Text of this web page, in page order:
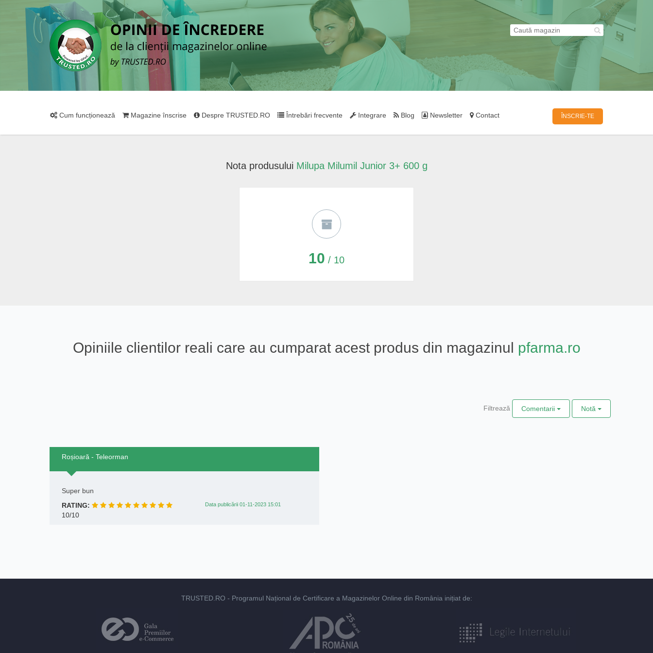
Cum funcționează Magazine înscrise Despre TRUSTED.RO Întrebări frecvente Integrare Blog Newsletter Contact ÎNSCRIE-TE
Nota produsului Milupa Milumil Junior 3+ 600 g
10 / 10
Opiniile clientilor reali care au cumparat acest produs din magazinul pfarma.ro
Filtrează Comentarii Notă
Roșioară - Teleorman
Super bun
RATING:
Data publicării 01-11-2023 15:01
10/10
TRUSTED.RO - Programul Național de Certificare a Magazinelor Online din România inițiat de: